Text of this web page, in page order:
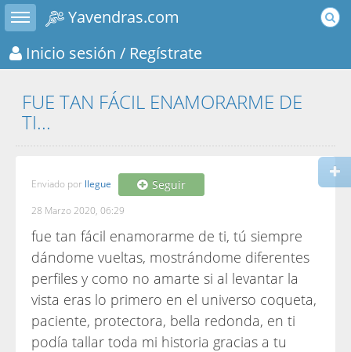
Toggle sidebar
Yavendras.com
Inicio sesión / Regístrate
FUE TAN FÁCIL ENAMORARME DE
TI...
Enviado por llegue Seguir
28 Marzo 2020, 06:29
fue tan fácil enamorarme de ti, tú siempre
dándome vueltas, mostrándome diferentes
perfiles y como no amarte si al levantar la
vista eras lo primero en el universo coqueta,
paciente, protectora, bella redonda, en ti
podía tallar toda mi historia gracias a tu